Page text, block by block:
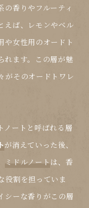
の香りやフルーティ
えば、レモンやベル
や女性用のオードト
れます。この層が魅
がそのオードトワレ
ノートと呼ばれる層
が消えていった後、
ミドルノート は、香
役割を担っていま
シーな香りがこの層